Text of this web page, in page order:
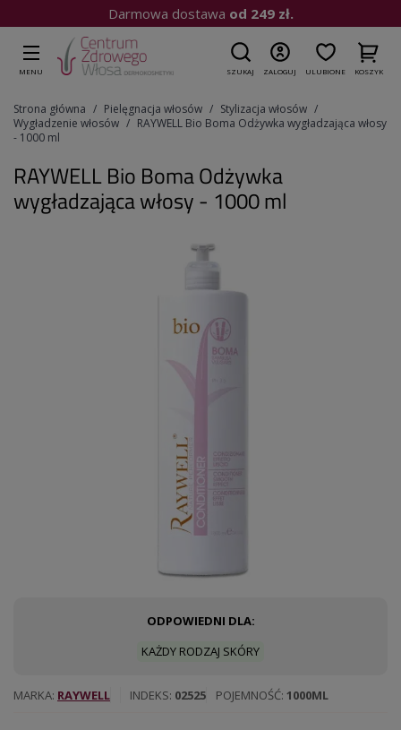
Kup do 15:00| Wysyłka dziś
MENU SZUKAJ ZALOGUJ ULUBIONE KOSZYK
Strona główna Pielęgnacja włosów
Stylizacja włosów
Wygładzenie włosów
RAYWELL Bio Boma Odżywka wygładzająca włosy
- 1000 ml
RAYWELL Bio Boma Odżywka
wygładzająca włosy - 1000 ml
ODPOWIEDNI DLA:
KAŻDY RODZAJ SKÓRY
INDEKS 02525
MARKA RAYWELL POJEMNOŚĆ 1000ML